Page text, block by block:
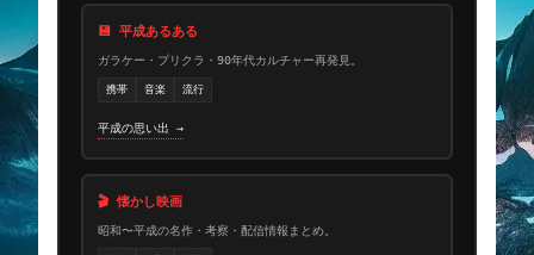
💾 平成あるある
ガラケー・プリクラ・90年代カルチャー再発見。
携帯 音楽 流行
平成の思い出 →
🎬 懐かし映画
昭和〜平成の名作・考察・配信情報まとめ。